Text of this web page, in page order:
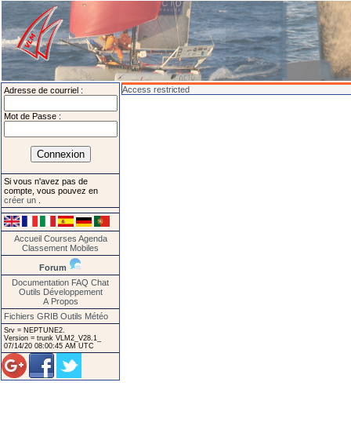
Adresse de courriel :
Mot de Passe :
Si vous n'avez pas de
compte, vous pouvez en
créer un
Accueil Courses Agenda
Classement Mobiles
Forum
Documentation FAQ Chat
Outils Développement
A Propos
Fichiers GRIB Outils Météo
Srv = NEPTUNE2.
Version = trunk VLM2_V28.1_
07/14/20 08:00:45 AM UTC
Access restricted